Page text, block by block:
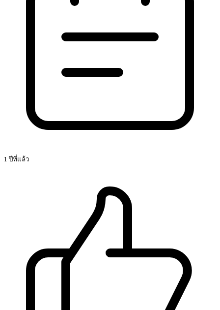
1 ปีที่แล้ว